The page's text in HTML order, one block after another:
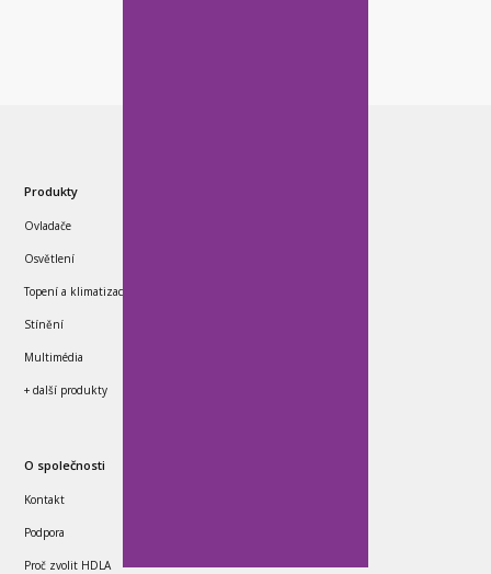
Produkty
Ovladače
Osvětlení
Topení a klimatizace
Stínění
Multimédia
+ další produkty
O společnosti
Kontakt
Podpora
Proč zvolit HDLA